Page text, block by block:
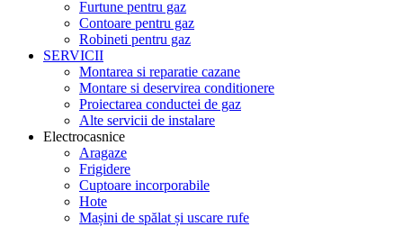
Furtune pentru gaz
Contoare pentru gaz
Robineti pentru gaz
SERVICII
Montarea si reparatie cazane
Montare si deservirea conditionere
Proiectarea conductei de gaz
Alte servicii de instalare
Electrocasnice
Aragaze
Frigidere
Cuptoare incorporabile
Hote
Mașini de spălat și uscare rufe